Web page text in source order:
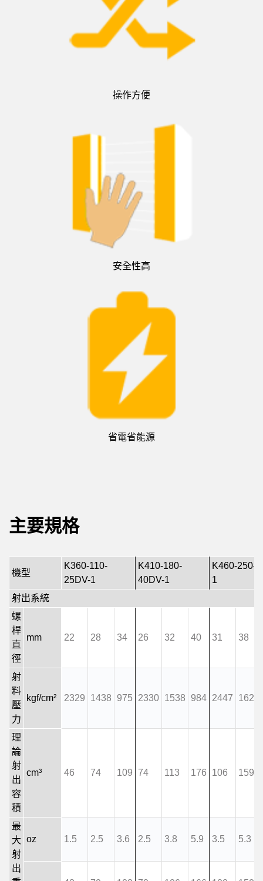
操作方便
安全性高
省電省能源
主要規格
機型
K360-110-
25DV-1
K410-180-
40DV-1
K460-250-
1
射出系統
螺
桿
直
徑
mm 22 28 34 26 32 40 31 38
射
料
壓
力
kgf/cm² 2329 1438 975 2330 1538 984 2447 1629
理
論
射
出
容
積
cm³ 46 74 109 74 113 176 106 159
最
大
射
出
oz 1.5 2.5 3.6 2.5 3.8 5.9 3.5 5.3